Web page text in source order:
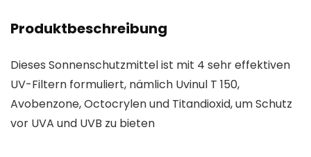
Produktbeschreibung
Dieses Sonnenschutzmittel ist mit 4 sehr effektiven
UV-Filtern formuliert, nämlich Uvinul T 150,
Avobenzone, Octocrylen und Titandioxid, um Schutz
vor UVA und UVB zu bieten